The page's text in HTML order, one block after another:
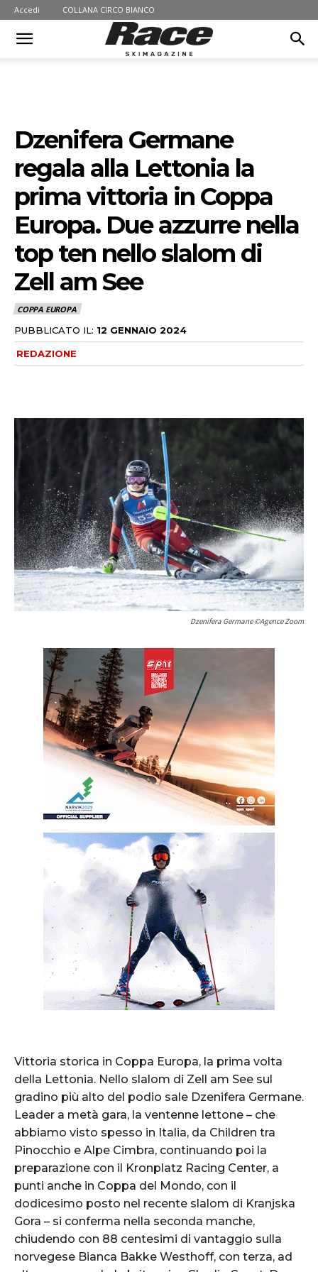
Accedi COLLANA CIRCO BIANCO
Dzenifera Germane
regala alla Lettonia la
prima vittoria in Coppa
Europa. Due azzurre nella
top ten nello slalom di
Zell am See
COPPA EUROPA
PUBBLICATO IL: 12 GENNAIO 2024
REDAZIONE
Dzenifera Germane ©Agence Zoom
Vittoria storica in Coppa Europa, la prima volta
della Lettonia. Nello slalom di Zell am See sul
gradino più alto del podio sale Dzenifera Germane.
Leader a metà gara, la ventenne lettone – che
abbiamo visto spesso in Italia, da Children tra
Pinocchio e Alpe Cimbra, continuando poi la
preparazione con il Kronplatz Racing Center, a
punti anche in Coppa del Mondo, con il
dodicesimo posto nel recente slalom di Kranjska
Gora – si conferma nella seconda manche,
chiudendo con 88 centesimi di vantaggio sulla
norvegese Bianca Bakke Westhoff, con terza, ad